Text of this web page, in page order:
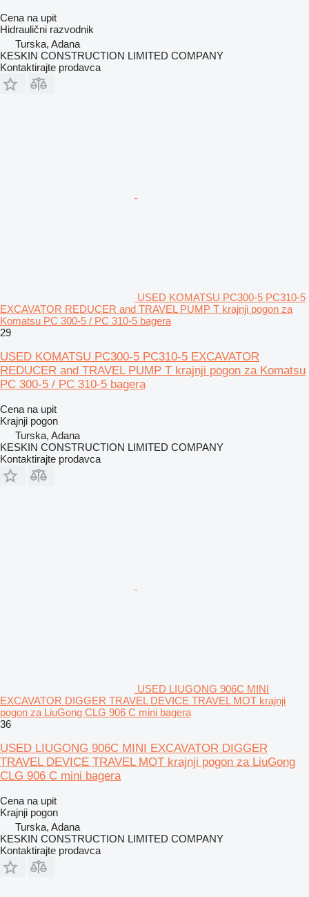
Cena na upit
Hidraulični razvodnik
Turska, Adana
KESKIN CONSTRUCTION LIMITED COMPANY
Kontaktirajte prodavca
USED KOMATSU PC300-5 PC310-5
EXCAVATOR REDUCER and TRAVEL PUMP T krajnji pogon za
Komatsu PC 300-5 / PC 310-5 bagera
29
USED KOMATSU PC300-5 PC310-5 EXCAVATOR
REDUCER and TRAVEL PUMP T krajnji pogon za Komatsu
PC 300-5 / PC 310-5 bagera
Cena na upit
Krajnji pogon
Turska, Adana
KESKIN CONSTRUCTION LIMITED COMPANY
Kontaktirajte prodavca
USED LIUGONG 906C MINI
EXCAVATOR DIGGER TRAVEL DEVICE TRAVEL MOT krajnji
pogon za LiuGong CLG 906 C mini bagera
36
USED LIUGONG 906C MINI EXCAVATOR DIGGER
TRAVEL DEVICE TRAVEL MOT krajnji pogon za LiuGong
CLG 906 C mini bagera
Cena na upit
Krajnji pogon
Turska, Adana
KESKIN CONSTRUCTION LIMITED COMPANY
Kontaktirajte prodavca